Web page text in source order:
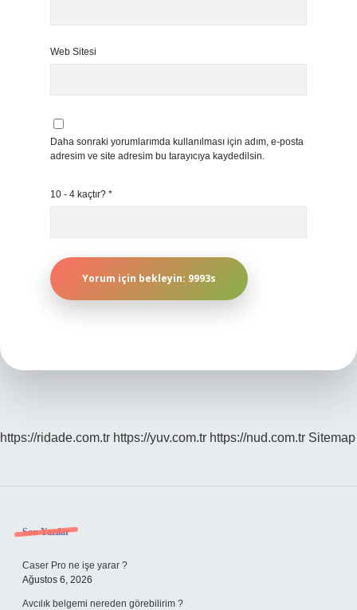
Web Sitesi
Daha sonraki yorumlarımda kullanılması için adım, e-posta
adresim ve site adresim bu tarayıcıya kaydedilsin.
10 - 4 kaçtır? *
https://ridade.com.tr https://yuv.com.tr https://nud.com.tr Sitemap
Sidebar
Son Yazılar
Caser Pro ne işe yarar ?
Ağustos 6, 2026
Avcılık belgemi nereden görebilirim ?